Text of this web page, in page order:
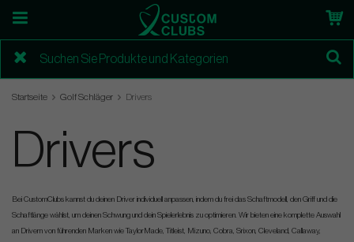
Startseite Golf Schläger Drivers
Drivers
Bei CustomClubs kannst du deinen Driver individuell anpassen, indem du frei das Schaftmodell, den Griff und die
Schaftlänge wählst, um deinen Schwung und dein Spielerlebnis zu optimieren. Wir bieten eine komplette Auswahl
an Drivern von führenden Marken wie TaylorMade, Titleist, Mizuno, Cobra, Srixon, Cleveland, Callaway,